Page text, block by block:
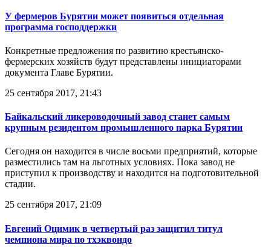
У фермеров Бурятии может появиться отдельная
программа господдержки
Конкретные предложения по развитию крестьянско-
фермерских хозяйств будут представлены инициаторами
документа Главе Бурятии.
25 сентября 2017, 21:43
Байкальский ликероводочный завод станет самым
крупным резидентом промышленного парка Бурятии
Сегодня он находится в числе восьми предприятий, которые
разместились там на льготных условиях. Пока завод не
приступил к производству и находится на подготовительной
стадии.
25 сентября 2017, 21:09
Евгений Оцимик в четвертый раз защитил титул
чемпиона мира по тхэквондо